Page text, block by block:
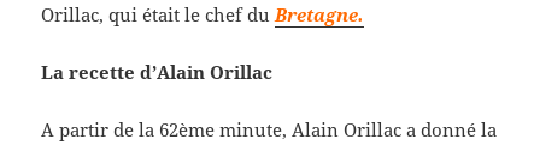
Orillac, qui était le chef du Bretagne.
La recette d’Alain Orillac
A partir de la 62ème minute, Alain Orillac a donné la